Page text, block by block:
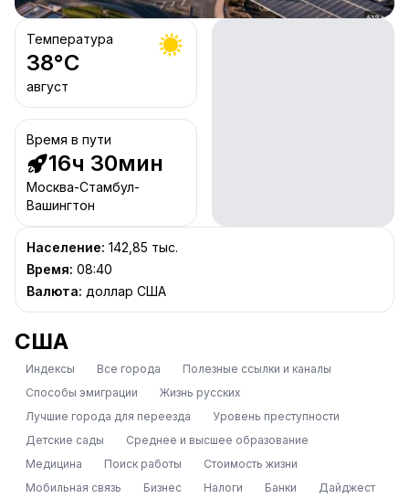
Температура
38°C
август
Время в пути
16ч 30мин
Москва-Стамбул-
Вашингтон
Население: 142,85 тыс.
Время: 08:40
Валюта: доллар США
США
Индексы Все города
Полезные ссылки и каналы
Способы эмиграции
Жизнь русских
Лучшие города для переезда
Уровень преступности
Детские сады
Среднее и высшее образование
Медицина
Поиск работы
Стоимость жизни
Мобильная связь
Бизнес Налоги Банки Дайджест